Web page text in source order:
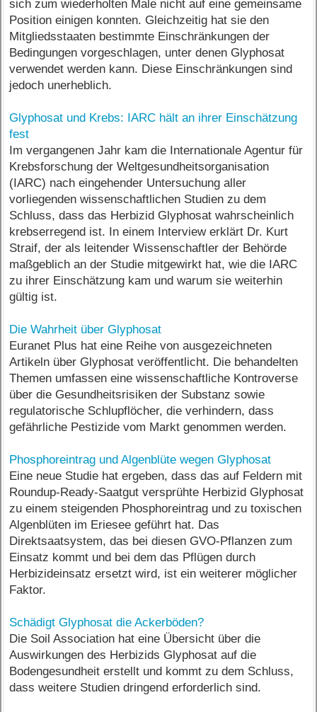
sich zum wiederholten Male nicht auf eine gemeinsame
Position einigen konnten. Gleichzeitig hat sie den
Mitgliedsstaaten bestimmte Einschränkungen der
Bedingungen vorgeschlagen, unter denen Glyphosat
verwendet werden kann. Diese Einschränkungen sind
jedoch unerheblich.
Glyphosat und Krebs: IARC hält an ihrer Einschätzung
fest
Im vergangenen Jahr kam die Internationale Agentur für
Krebsforschung der Weltgesundheitsorganisation
(IARC) nach eingehender Untersuchung aller
vorliegenden wissenschaftlichen Studien zu dem
Schluss, dass das Herbizid Glyphosat wahrscheinlich
krebserregend ist. In einem Interview erklärt Dr. Kurt
Straif, der als leitender Wissenschaftler der Behörde
maßgeblich an der Studie mitgewirkt hat, wie die IARC
zu ihrer Einschätzung kam und warum sie weiterhin
gültig ist.
Die Wahrheit über Glyphosat
Euranet Plus hat eine Reihe von ausgezeichneten
Artikeln über Glyphosat veröffentlicht. Die behandelten
Themen umfassen eine wissenschaftliche Kontroverse
über die Gesundheitsrisiken der Substanz sowie
regulatorische Schlupflöcher, die verhindern, dass
gefährliche Pestizide vom Markt genommen werden.
Phosphoreintrag und Algenblüte wegen Glyphosat
Eine neue Studie hat ergeben, dass das auf Feldern mit
Roundup-Ready-Saatgut versprühte Herbizid Glyphosat
zu einem steigenden Phosphoreintrag und zu toxischen
Algenblüten im Eriesee geführt hat. Das
Direktsaatsystem, das bei diesen GVO-Pflanzen zum
Einsatz kommt und bei dem das Pflügen durch
Herbizideinsatz ersetzt wird, ist ein weiterer möglicher
Faktor.
Schädigt Glyphosat die Ackerböden?
Die Soil Association hat eine Übersicht über die
Auswirkungen des Herbizids Glyphosat auf die
Bodengesundheit erstellt und kommt zu dem Schluss,
dass weitere Studien dringend erforderlich sind.